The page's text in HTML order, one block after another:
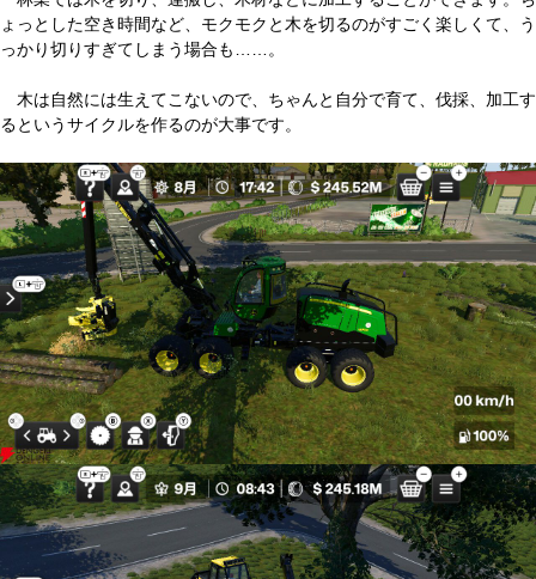
ょっとした空き時間など、モクモクと木を切るのがすごく楽しくて、う
っかり切りすぎてしまう場合も……。
木は自然には生えてこないので、ちゃんと自分で育て、伐採、加工す
るというサイクルを作るのが大事です。